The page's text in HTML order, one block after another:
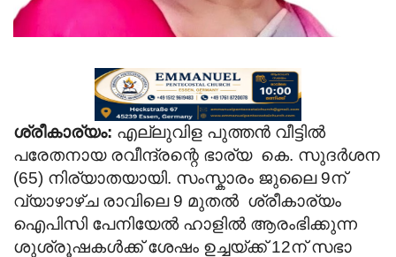
ശ്രീകാര്യം: എല്ലുവിള പുത്തൻ വീട്ടിൽ
പരേതനായ രവീന്ദ്രന്റെ ഭാര്യ കെ. സുദർശന
(65) നിര്യാതയായി. സംസ്കാരം ജുലൈ 9ന്
വ്യാഴാഴ്ച രാവിലെ 9 മുതൽ ശ്രീകാര്യം
ഐപിസി പേനിയേൽ ഹാളിൽ ആരംഭിക്കുന്ന
ശുശ്രൂഷകൾക്ക് ശേഷം ഉച്ചയ്ക്ക് 12ന് സഭാ